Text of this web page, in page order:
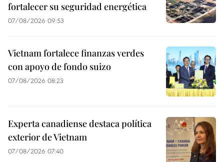
fortalecer su seguridad energética
07/08/2026 09:53
Vietnam fortalece finanzas verdes
con apoyo de fondo suizo
07/08/2026 08:23
Experta canadiense destaca política
exterior de Vietnam
07/08/2026 07:40